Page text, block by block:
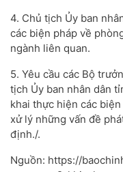
4. Chủ tịch Ủy ban
các biện pháp về
ngành liên quan.
5. Yêu cầu các Bộ
tịch Ủy ban nhân dân
khai thực hiện các
xử lý những vấn đề
định./.
Nguồn: https://